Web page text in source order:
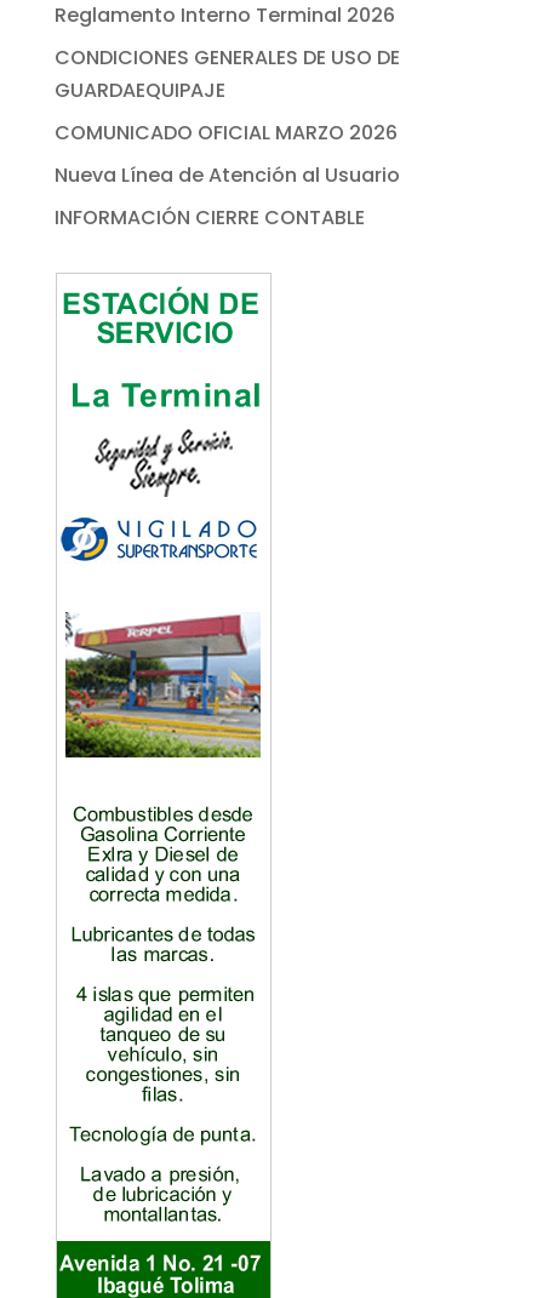
Reglamento Interno Terminal 2026
CONDICIONES GENERALES DE USO DE
GUARDAEQUIPAJE
COMUNICADO OFICIAL MARZO 2026
Nueva Línea de Atención al Usuario
INFORMACIÓN CIERRE CONTABLE